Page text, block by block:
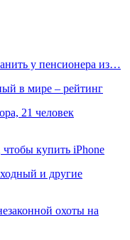
у пенсионера из…
в мире – рейтинг
21 человек
купить iPhone
и другие
охоты на